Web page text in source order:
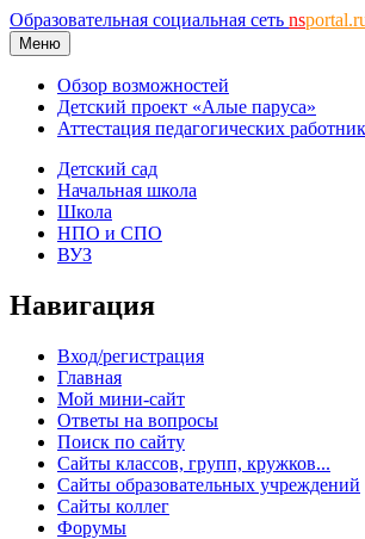
Образовательная социальная сеть ns
Меню
Обзор возможностей
Детский проект «Алые паруса»
Аттестация педагогических
Детский сад
Начальная школа
Школа
НПО и СПО
ВУЗ
Навигация
Вход/регистрация
Главная
Мой мини-сайт
Ответы на вопросы
Поиск по сайту
Сайты классов, групп, кружков...
Сайты образовательных учреждений
Сайты коллег
Форумы